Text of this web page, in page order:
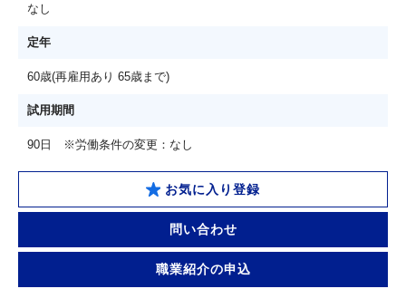
なし
定年
60歳(再雇用あり 65歳まで)
試用期間
90日 ※労働条件の変更：なし
お気に入り登録
問い合わせ
職業紹介の申込